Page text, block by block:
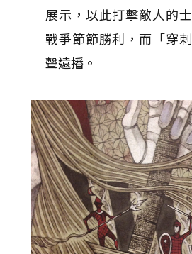
展示，以此打擊敵人的
戰爭節節勝利，而「穿
聲遠播。